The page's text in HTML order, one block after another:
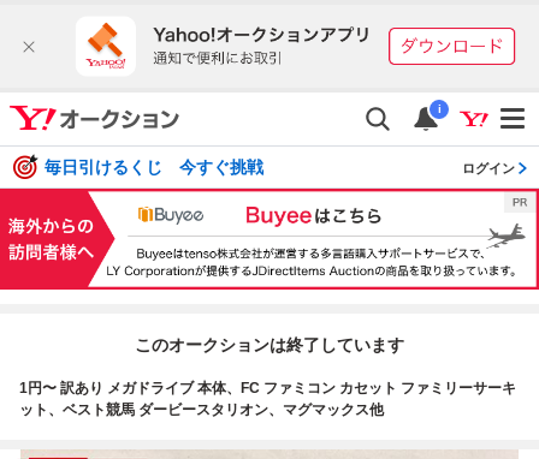
i
毎日引けるくじ 今すぐ挑戦 ログイン
このオークションは終了しています
1円〜 訳あり メガドライブ 本体、FC ファミコン カセット ファミリーサーキ
ット、ベスト競馬 ダービースタリオン、マグマックス他